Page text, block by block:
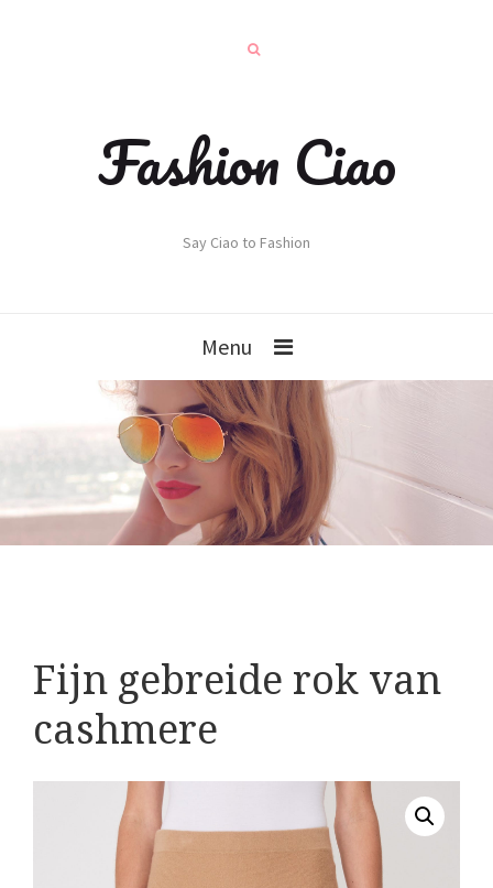
Fashion Ciao
Say Ciao to Fashion
Menu
Fijn gebreide rok van
cashmere